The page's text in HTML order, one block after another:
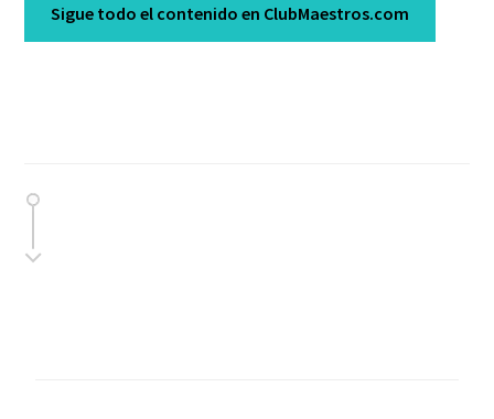
Sigue todo el contenido en ClubMaestros.com